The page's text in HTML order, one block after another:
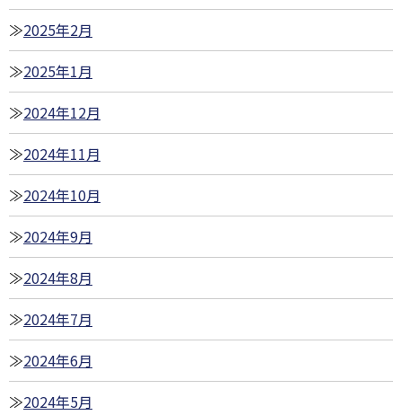
2025年2月
2025年1月
2024年12月
2024年11月
2024年10月
2024年9月
2024年8月
2024年7月
2024年6月
2024年5月